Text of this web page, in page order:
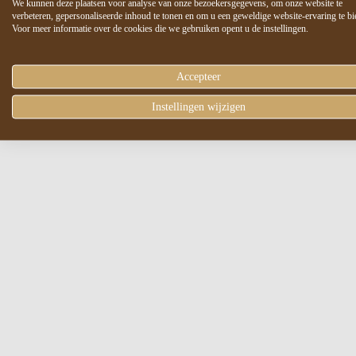
We kunnen deze plaatsen voor analyse van onze bezoekersgegevens, om onze website te
verbeteren, gepersonaliseerde inhoud te tonen en om u een geweldige website-ervaring te
Voor meer informatie over de cookies die we gebruiken opent u de instellingen.
Accepteer
Instellingen wijzigen